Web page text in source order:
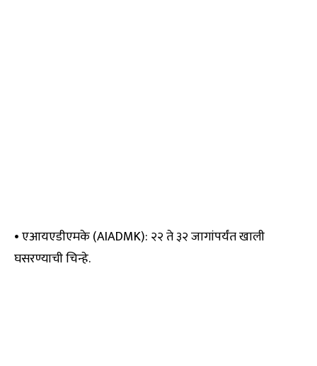
• एआयएडीएमके (AIADMK): २२ ते ३२ जागांपर्यंत खाली
घसरण्याची चिन्हे.